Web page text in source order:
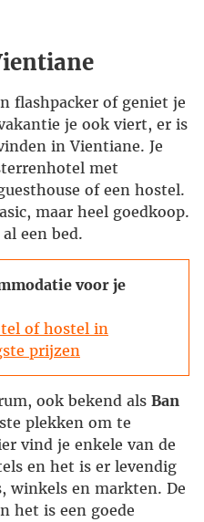
flashpacker of geniet je
je ook viert, er is
in Vientiane. Je
met
of een hostel.
maar heel goedkoop.
een bed.
voor je
of hostel in
prijzen
ook bekend als Ban
plekken om te
vind je enkele van de
en het is er levendig
winkels en markten. De
het is een goede